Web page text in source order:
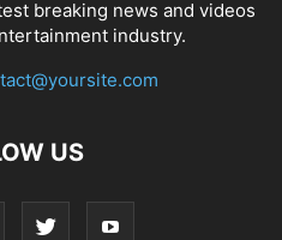
breaking news and videos
industry.
US